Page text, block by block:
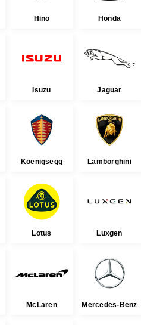
Hino Honda
Isuzu Jaguar
Koenigsegg Lamborghini
Lotus Luxgen
McLaren Mercedes-Benz